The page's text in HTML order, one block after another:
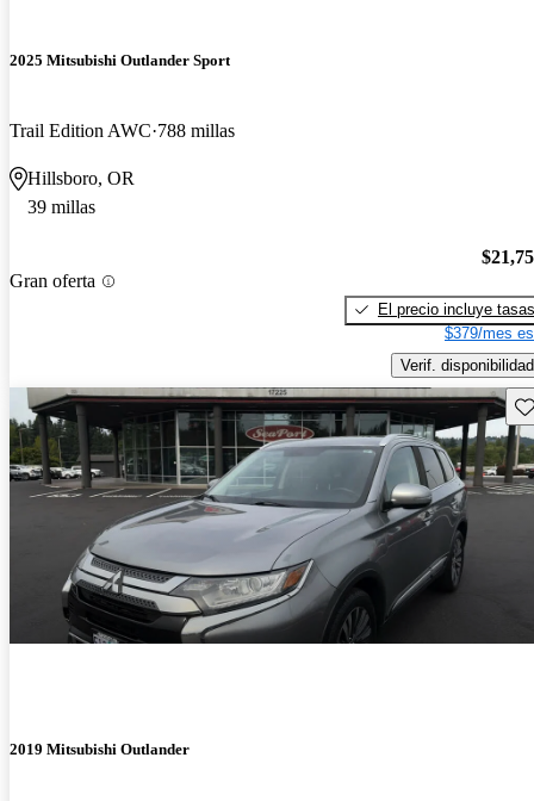
2025 Mitsubishi Outlander Sport
Trail Edition AWC 788 millas
Hillsboro, OR
39 millas
Gran oferta
El precio incluye tasas
$379/mes
Verif. disponibilidad
2019 Mitsubishi Outlander